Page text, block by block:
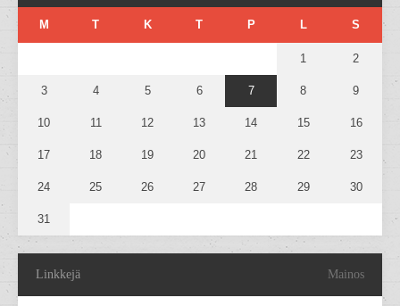
M T K T P L S
1 2
3 4 5 6 7 8 9
10 11 12 13 14 15 16
17 18 19 20 21 22 23
24 25 26 27 28 29 30
31
Linkkejä Mainos